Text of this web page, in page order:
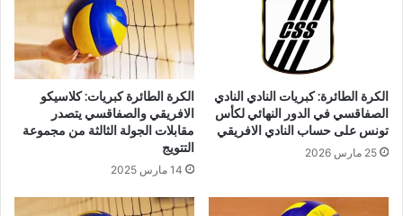
الكرة الطائرة: كبريات النادي النادي
الصفاقسي في الدور النهائي لكأس
تونس على حساب النادي الافريقي
25 مارس 2026
الكرة الطائرة كبريات: كلاسيكو
الافريقي والصفاقسي يتصدر
مقابلات الجولة الثالثة من مجموعة
التتويج
14 مارس 2025